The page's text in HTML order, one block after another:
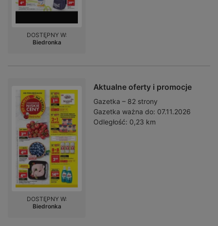
DOSTĘPNY W:
Biedronka
Aktualne oferty i promocje
Gazetka – 82 strony
Gazetka ważna do: 07.11.2026
Odległość: 0,23 km
DOSTĘPNY W:
Biedronka